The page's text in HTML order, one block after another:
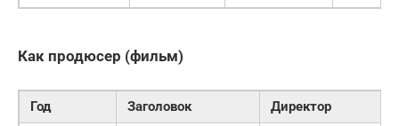
Как продюсер (фильм)
Год Заголовок Директор